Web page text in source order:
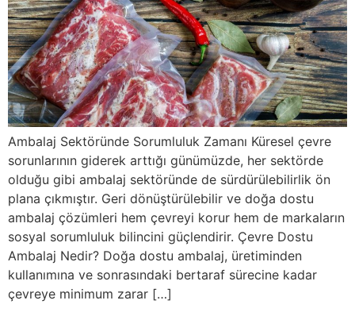
Ambalaj Sektöründe Sorumluluk Zamanı Küresel çevre
sorunlarının giderek arttığı günümüzde, her sektörde
olduğu gibi ambalaj sektöründe de sürdürülebilirlik ön
plana çıkmıştır. Geri dönüştürülebilir ve doğa dostu
ambalaj çözümleri hem çevreyi korur hem de markaların
sosyal sorumluluk bilincini güçlendirir. Çevre Dostu
Ambalaj Nedir? Doğa dostu ambalaj, üretiminden
kullanımına ve sonrasındaki bertaraf sürecine kadar
çevreye minimum zarar […]